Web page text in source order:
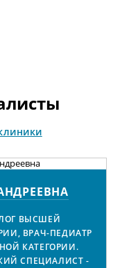
ВЫСШЕЙ
ВРАЧ-ПЕДИАТР
КАТЕГОРИИ.
СПЕЦИАЛИСТ -